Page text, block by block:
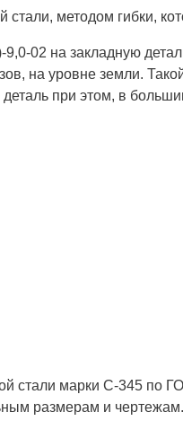
методом гибки,
02 на закладную
на уровне земли.
при этом, в
стали марки С-345 по
размерам и чертежам.